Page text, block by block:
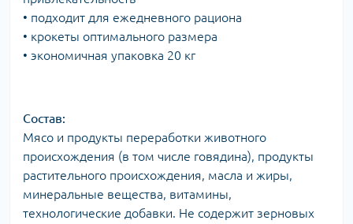
• подходит для ежедневного рациона
• крокеты оптимального размера
• экономичная упаковка 20 кг
Состав:
Мясо и продукты переработки животного
происхождения (в том числе говядина), продукты
растительного происхождения, масла и жиры,
минеральные вещества, витамины,
технологические добавки. Не содержит зерновых